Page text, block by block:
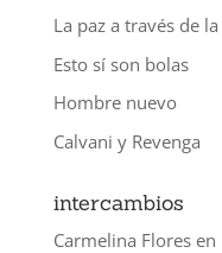
La paz a través de
Esto sí son bolas
Hombre nuevo
Calvani y Revenga
intercambios
Carmelina Floresen